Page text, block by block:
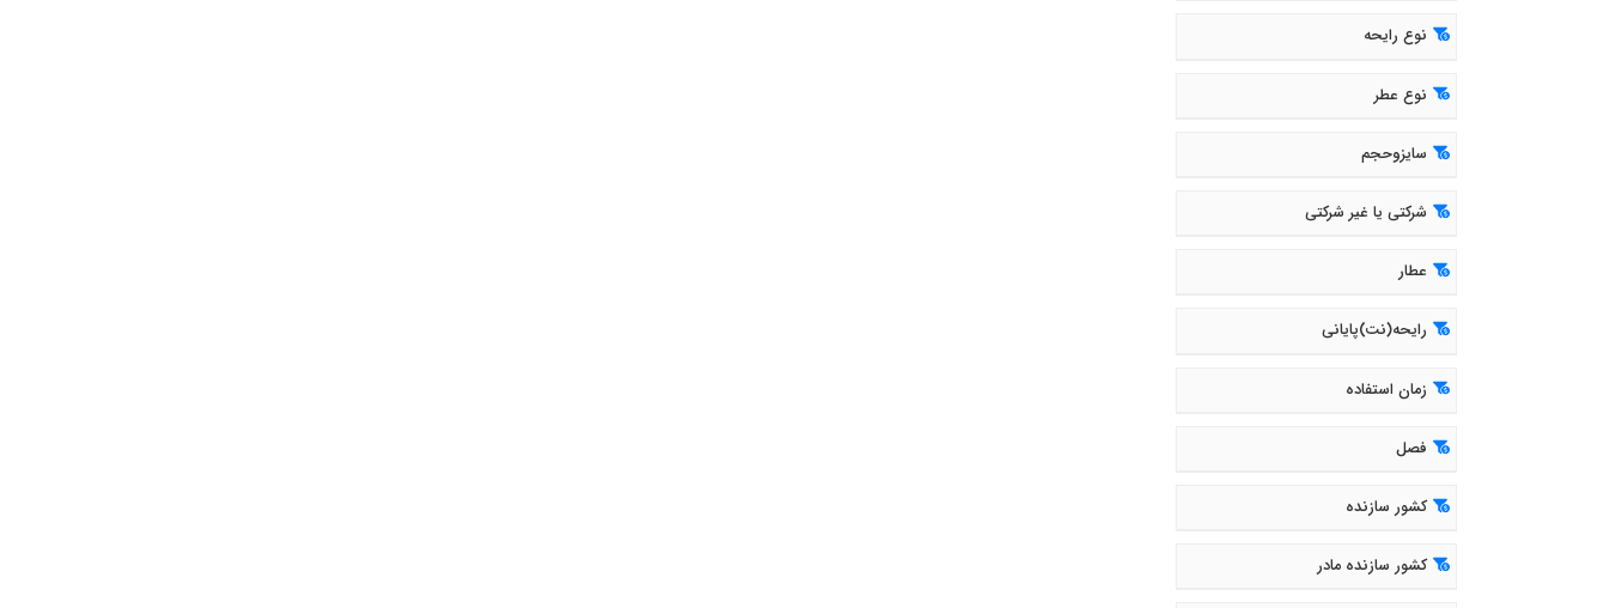
نوع رایحه
نوع عطر
سایزوحجم
شرکتی یا غیر شرکتی
عطار
رایحه(نت)پایانی
زمان استفاده
فصل
کشور سازنده
کشور سازنده مادر